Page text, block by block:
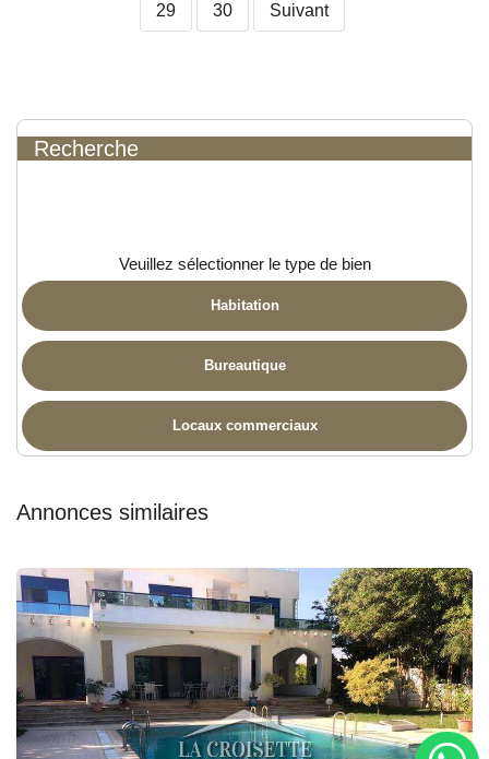
29 30 Suivant
Recherche
Veuillez sélectionner le type de bien
Habitation
Bureautique
Locaux commerciaux
Annonces similaires